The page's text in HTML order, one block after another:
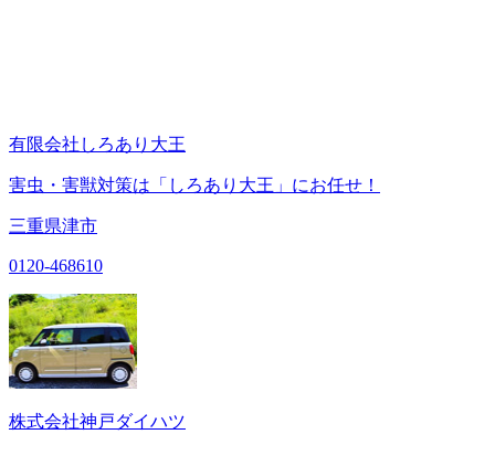
有限会社しろあり大王
害虫・害獣対策は「しろあり大王」にお任せ！
三重県津市
0120-468610
株式会社神戸ダイハツ